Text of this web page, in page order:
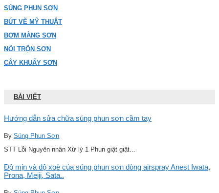
SÚNG PHUN SƠN
BÚT VẼ MỸ THUẬT
BƠM MÀNG SƠN
NỒI TRỘN SƠN
CÂY KHUẤY SƠN
BÀI VIẾT
Hướng dẫn sửa chữa súng phun sơn cầm tay
By Súng Phun Sơn
STT Lỗi Nguyên nhân Xử lý 1 Phun giật giật...
Độ mịn và độ xoè của súng phun sơn dòng airspray Anest Iwata,
Prona, Meiji, Sata..